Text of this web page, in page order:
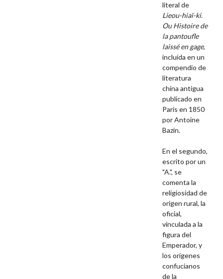
literal de
Lieou-hiaï-ki.
Ou Histoire de
la pantoufle
laissé en gage,
incluída en un
compendio de
literatura
china antigua
publicado en
París en 1850
por Antoine
Bazin.
En el segundo,
escrito por un
"A.", se
comenta la
religiosidad de
origen rural, la
oficial,
vinculada a la
figura del
Emperador, y
los orígenes
confucianos
de la